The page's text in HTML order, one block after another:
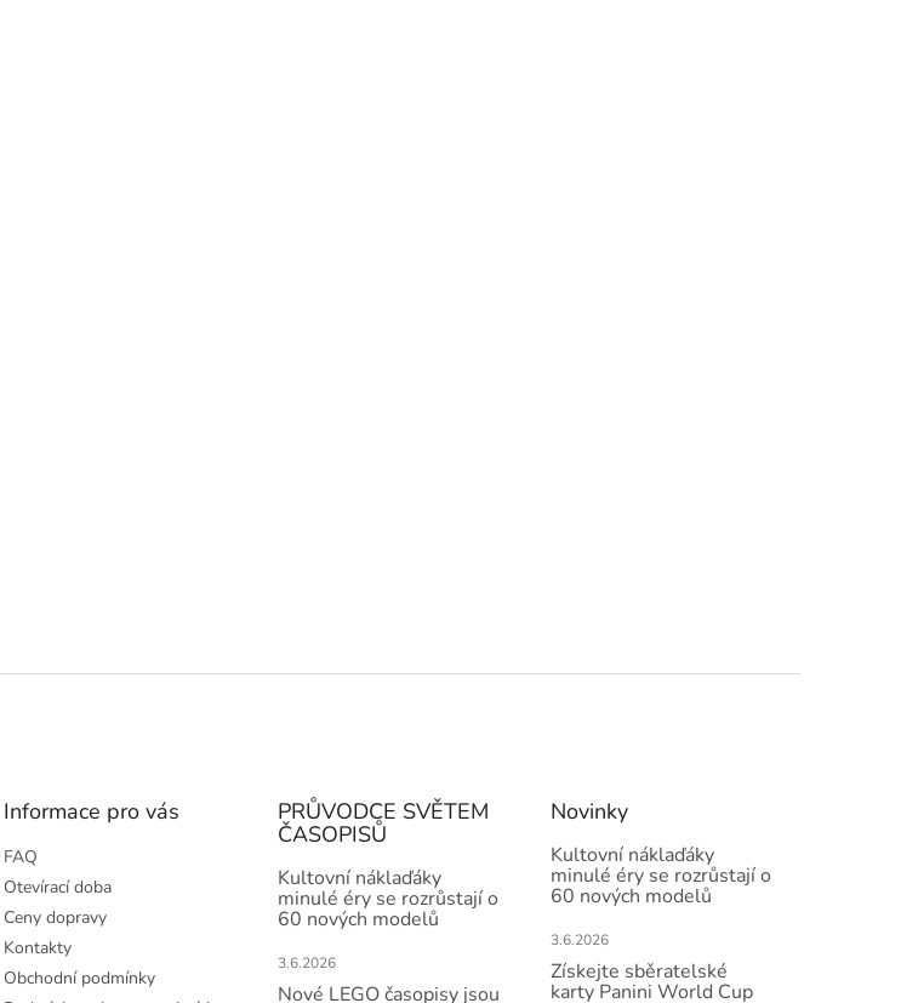
Informace pro vás
FAQ
Otevírací doba
Ceny dopravy
Kontakty
Obchodní podmínky
PRŮVODCE SVĚTEM
ČASOPISŮ
Kultovní náklaďáky
minulé éry se rozrůstají o
60 nových modelů
3.6.2026
Nové LEGO časopisy jsou
Novinky
Kultovní náklaďáky
minulé éry se rozrůstají o
60 nových modelů
3.6.2026
Získejte sběratelské
karty Panini World Cup